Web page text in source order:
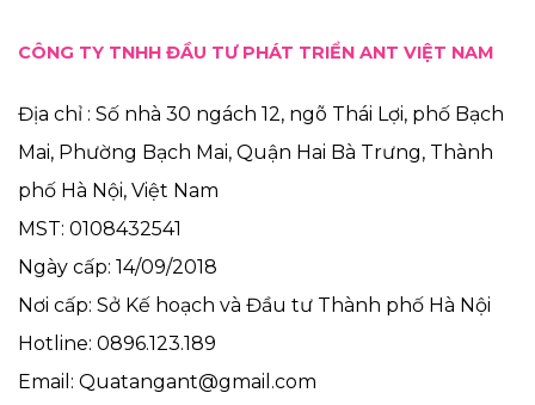
CÔNG TY TNHH ĐẦU TƯ PHÁT TRIỂN ANT VIỆT NAM
Địa chỉ : Số nhà 30 ngách 12, ngõ Thái Lợi, phố Bạch
Mai, Phường Bạch Mai, Quận Hai Bà Trưng, Thành
phố Hà Nội, Việt Nam
MST: 0108432541
Ngày cấp: 14/09/2018
Nơi cấp: Sở Kế hoạch và Đầu tư Thành phố Hà Nội
Hotline: 0896.123.189
Email: Quatangant@gmail.com